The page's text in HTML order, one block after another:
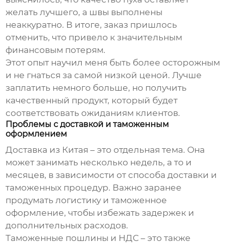
желать лучшего, а швы выполнены
неаккуратно. В итоге, заказ пришлось
отменить, что привело к значительным
финансовым потерям.
Этот опыт научил меня быть более осторожным
и не гнаться за самой низкой ценой. Лучше
заплатить немного больше, но получить
качественный продукт, который будет
соответствовать ожиданиям клиентов.
Проблемы с доставкой и таможенным
оформлением
Доставка из Китая – это отдельная тема. Она
может занимать несколько недель, а то и
месяцев, в зависимости от способа доставки и
таможенных процедур. Важно заранее
продумать логистику и таможенное
оформление, чтобы избежать задержек и
дополнительных расходов.
Таможенные пошлины и НДС – это также